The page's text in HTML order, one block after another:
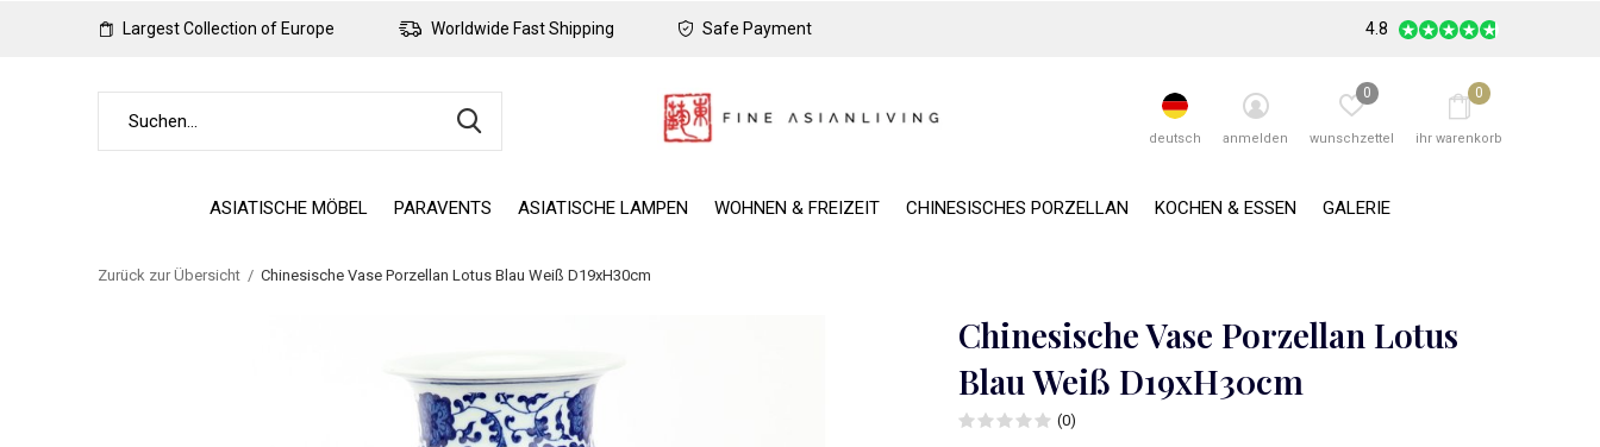
ASIATISCHE MÖBEL PARAVENTS ASIATISCHE LAMPEN WOHNEN & FREIZEIT CHINESISCHES PORZELLAN KOCHEN & ESSEN GALERIE
deutsch anmelden wunschzettel
0
ihr warenkorb
0
Largest Collection of Europe Worldwide Fast Shipping Safe Payment 4.8
Zurück zur Übersicht Chinesische Vase Porzellan Lotus Blau Weiß D19xH30cm
Chinesische Vase Porzellan Lotus
Blau Weiß D19xH30cm
(0)